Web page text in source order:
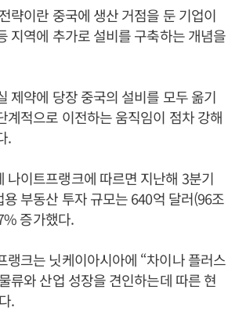
략이란 중국에 생산 거점을 둔 기업이
지역에 추가로 설비를 구축하는 개념을
제약에 당장 중국의 설비를 모두 옮기
계적으로 이전하는 움직임이 점차 강해
.
나이트프랭크에 따르면 지난해 3분기
부동산 투자 규모는 640억 달러(96조
증가했다.
랭크는 닛케이아시아에 “차이나 플러스
류와 산업 성장을 견인하는데 따른 현
.